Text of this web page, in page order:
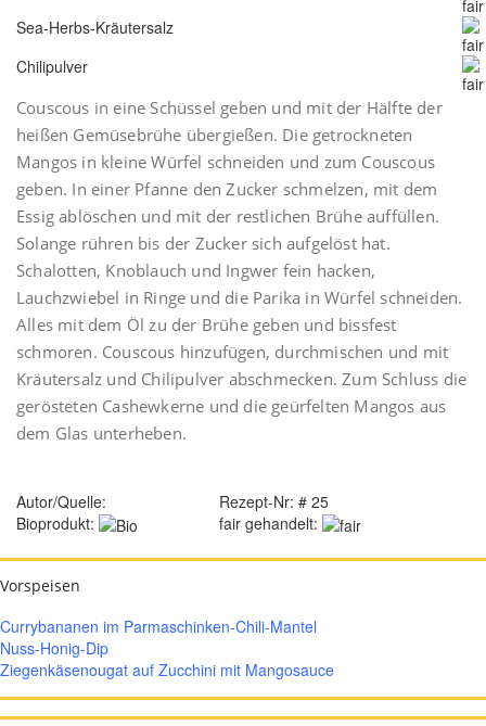
Sea-Herbs-Kräutersalz
Chilipulver
Couscous in eine Schüssel geben und mit der Hälfte der
heißen Gemüsebrühe übergießen. Die getrockneten
Mangos in kleine Würfel schneiden und zum Couscous
geben. In einer Pfanne den Zucker schmelzen, mit dem
Essig ablöschen und mit der restlichen Brühe auffüllen.
Solange rühren bis der Zucker sich aufgelöst hat.
Schalotten, Knoblauch und Ingwer fein hacken,
Lauchzwiebel in Ringe und die Parika in Würfel schneiden.
Alles mit dem Öl zu der Brühe geben und bissfest
schmoren. Couscous hinzufügen, durchmischen und mit
Kräutersalz und Chilipulver abschmecken. Zum Schluss die
gerösteten Cashewkerne und die geürfelten Mangos aus
dem Glas unterheben.
Autor/Quelle:
Rezept-Nr: # 25
Bioprodukt:
fair gehandelt:
Vorspeisen
Currybananen im Parmaschinken-Chili-Mantel
Nuss-Honig-Dip
Ziegenkäsenougat auf Zucchini mit Mangosauce